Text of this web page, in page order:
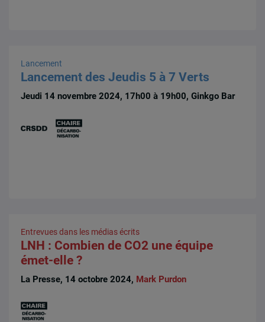
Lancement
Lancement des Jeudis 5 à 7 Verts
Jeudi 14 novembre 2024, 17h00 à 19h00, Ginkgo Bar
Entrevues dans les médias écrits
LNH : Combien de CO2 une équipe
émet-elle ?
La Presse, 14 octobre 2024, Mark Purdon